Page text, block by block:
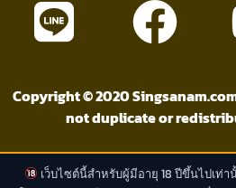
Copyright © 2020
not duplicate or
เว็บไซต์นี้สำหรับผู้มีอายุ 18 ปีขึ้นไปเท่า